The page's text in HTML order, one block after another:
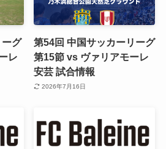
グ
レ
第54回 中国サッカーリーグ
第15節 vs ヴァリアモーレ
安芸 試合情報
2026年7月16日